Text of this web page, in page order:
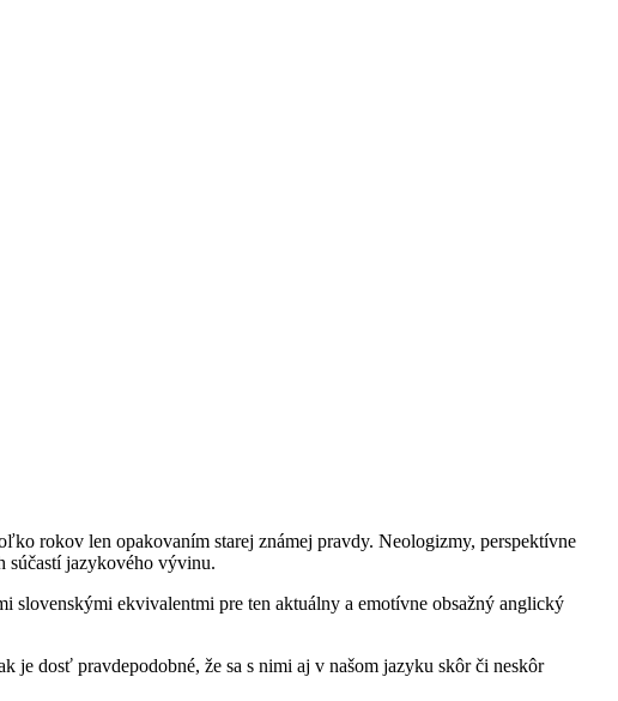
rokov len opakovaním starej známej pravdy. Neologizmy, perspektívne
súčastí jazykového vývinu.
slovenskými ekvivalentmi pre ten aktuálny a emotívne obsažný anglický
je dosť pravdepodobné, že sa s nimi aj v našom jazyku skôr či neskôr